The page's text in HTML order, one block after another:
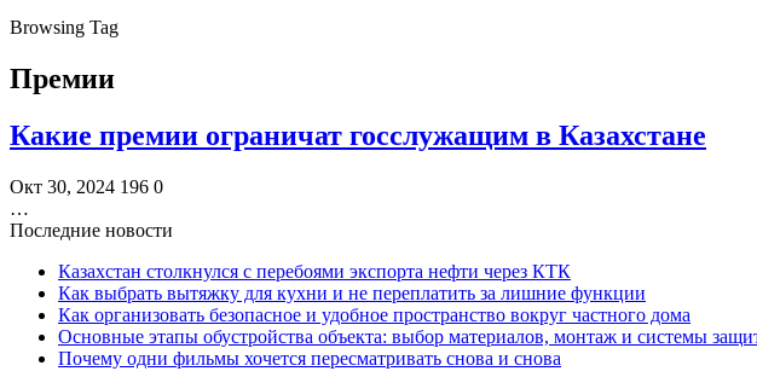
Browsing Tag
Премии
Какие премии ограничат госслужащим в Казахстане
Окт 30, 2024 196 0
…
Последние новости
Казахстан столкнулся с перебоями экспорта нефти через КТК
Как выбрать вытяжку для кухни и не переплатить за лишние функции
Как организовать безопасное и удобное пространство вокруг частного дома
Основные этапы обустройства объекта: выбор материалов, монтаж и системы
Почему одни фильмы хочется пересматривать снова и снова